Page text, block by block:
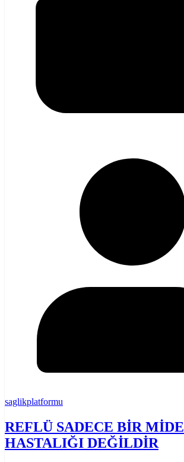
saglikplatformu
REFLÜ SADECE BİR MİDE
HASTALIĞI DEĞİLDİR